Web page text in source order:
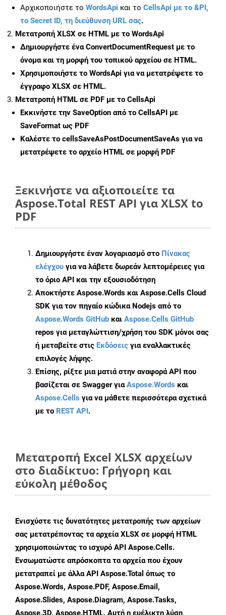
Αρχικοποιήστε το WordsApi και το CellsApi με το &PI,
το Secret ID, τη διεύθυνση URL σας.
Μετατροπή XLSX σε HTML με το WordsApi
Δημιουργήστε έναConvertDocumentRequest με το
όνομα και τη μορφή του τοπικού αρχείου σε HTML.
Χρησιμοποιήστε το WordsApi για να μετατρέψετε το
έγγραφο XLSX σε HTML.
Μετατροπή HTML σε PDF με το CellsApi
Εκκινήστε την SaveOption από το CellsAPI με
SaveFormat ως PDF
Καλέστε το cellsSaveAsPostDocumentSaveAs για να
μετατρέψετε το αρχείο HTML σε μορφή PDF
Ξεκινήστε να αξιοποιείτε τα
Aspose.Total REST API για XLSX to
PDF
Δημιουργήστε έναν λογαριασμό στο Πίνακας
ελέγχου για να λάβετε δωρεάν λεπτομέρειες για
το όριο API και την εξουσιοδότηση
Αποκτήστε Aspose.Words και Aspose.Cells Cloud
SDK για τον πηγαίο κώδικα Nodejs από το
Aspose.Words GitHub και Aspose.Cells GitHub
repos για μεταγλώττιση/χρήση του SDK μόνοι σας
ή μεταβείτε στις Εκδόσεις για εναλλακτικές
επιλογές λήψης.
Επίσης, ρίξτε μια ματιά στην αναφορά API που
βασίζεται σε Swagger γιαAspose.Words και
Aspose.Cells για να μάθετε περισσότερα σχετικά
με το REST API.
Μετατροπή Excel XLSX αρχείων
στο διαδίκτυο: Γρήγορη και
εύκολη μέθοδος
Ενισχύστε τις δυνατότητες μετατροπής των αρχείων
σας μετατρέποντας τα αρχεία XLSX σε μορφή HTML
χρησιμοποιώντας το ισχυρό API Aspose.Cells.
Ενσωματώστε απρόσκοπτα τα αρχεία που έχουν
μετατραπεί με άλλα API Aspose.Total όπως το
Aspose.Words, Aspose.PDF, Aspose.Email,
Aspose.Slides, Aspose.Diagram, Aspose.Tasks,
Aspose.3D, Aspose.HTML. Αυτή η ευέλικτη λύση